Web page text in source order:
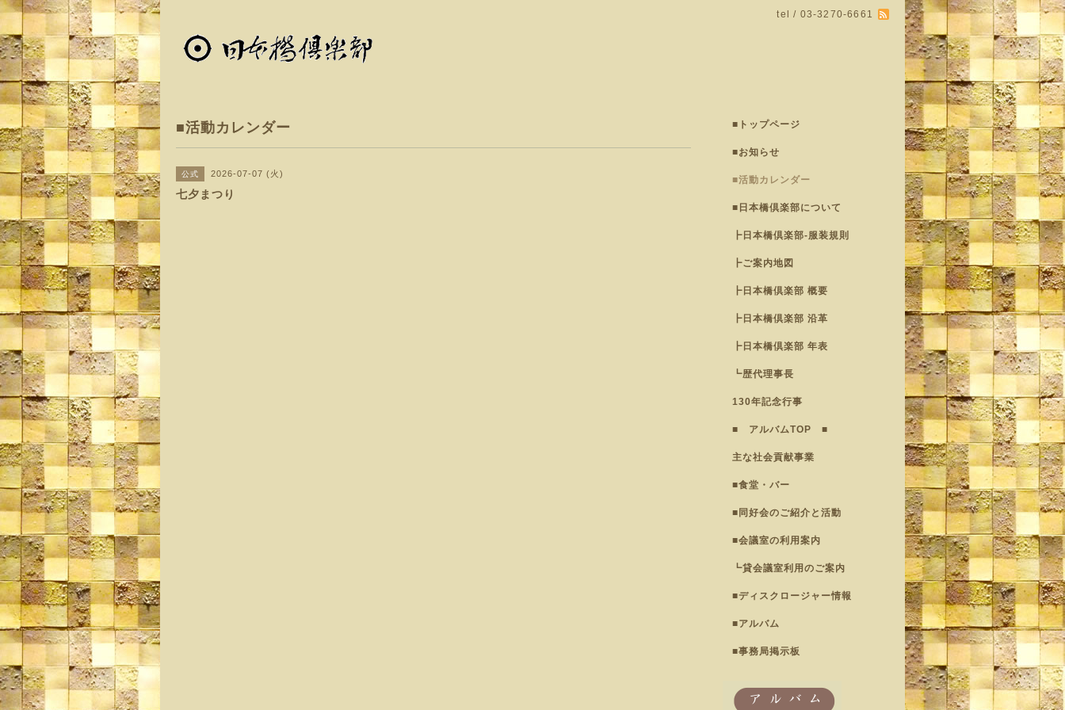
tel / 03-3270-6661
■活動カレンダー
公式 2026-07-07 (火)
七夕まつり
■トップページ
■お知らせ
■活動カレンダー
■日本橋倶楽部について
┣日本橋倶楽部-服装規則
┣ご案内地図
┣日本橋倶楽部 概要
┣日本橋倶楽部 沿革
┣日本橋倶楽部 年表
┗歴代理事長
130年記念行事
■ アルバムTOP ■
主な社会貢献事業
■食堂・バー
■同好会のご紹介と活動
■会議室の利用案内
┗貸会議室利用のご案内
■ディスクロージャー情報
■アルバム
■事務局掲示板